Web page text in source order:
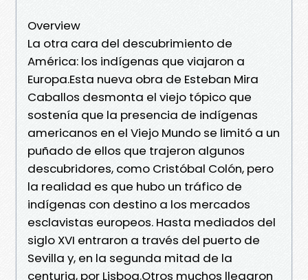
Overview
La otra cara del descubrimiento de
América: los indígenas que viajaron a
Europa.Esta nueva obra de Esteban Mira
Caballos desmonta el viejo tópico que
sostenía que la presencia de indígenas
americanos en el Viejo Mundo se limitó a un
puñado de ellos que trajeron algunos
descubridores, como Cristóbal Colón, pero
la realidad es que hubo un tráfico de
indígenas con destino a los mercados
esclavistas europeos. Hasta mediados del
siglo XVI entraron a través del puerto de
Sevilla y, en la segunda mitad de la
centuria, por Lisboa.Otros muchos llegaron